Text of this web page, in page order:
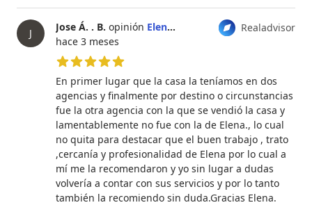
J Realadvisor
Jose Á. . B. opinión Elena Calonge Díez
hace 3 meses
5 de 5 estrellas
En primer lugar que la casa la teníamos en dos
agencias y finalmente por destino o circunstancias
fue la otra agencia con la que se vendió la casa y
lamentablemente no fue con la de Elena., lo cual
no quita para destacar que el buen trabajo , trato
,cercanía y profesionalidad de Elena por lo cual a
mí me la recomendaron y yo sin lugar a dudas
volvería a contar con sus servicios y por lo tanto
también la recomiendo sin duda.Gracias Elena.